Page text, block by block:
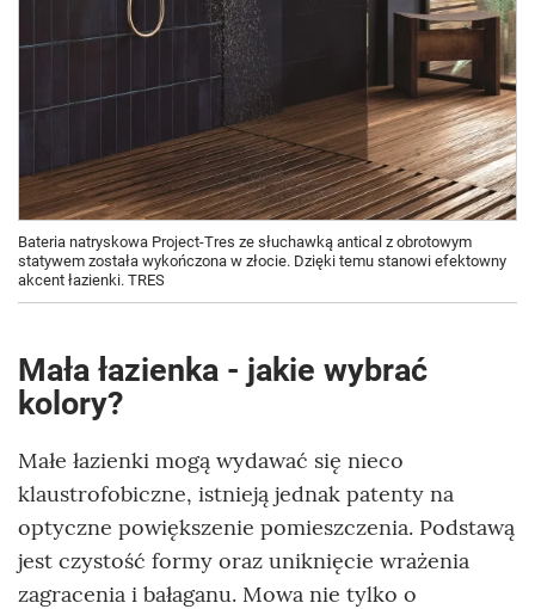
Bateria natryskowa Project-Tres ze słuchawką antical z obrotowym
statywem została wykończona w złocie. Dzięki temu stanowi efektowny
akcent łazienki. TRES
Mała łazienka - jakie wybrać
kolory?
Małe łazienki mogą wydawać się nieco
klaustrofobiczne, istnieją jednak patenty na
optyczne powiększenie pomieszczenia. Podstawą
jest czystość formy oraz uniknięcie wrażenia
zagracenia i bałaganu. Mowa nie tylko o